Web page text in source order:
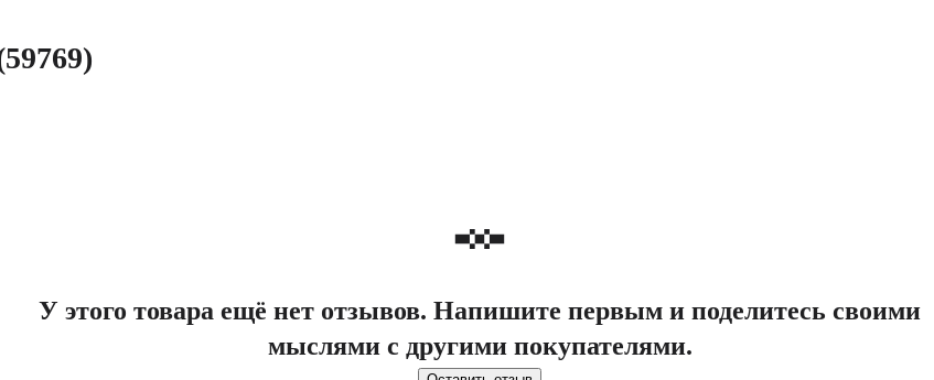
У этого товара ещё нет отзывов. Напишите первым и поделитесь своими
мыслями с другими покупателями.